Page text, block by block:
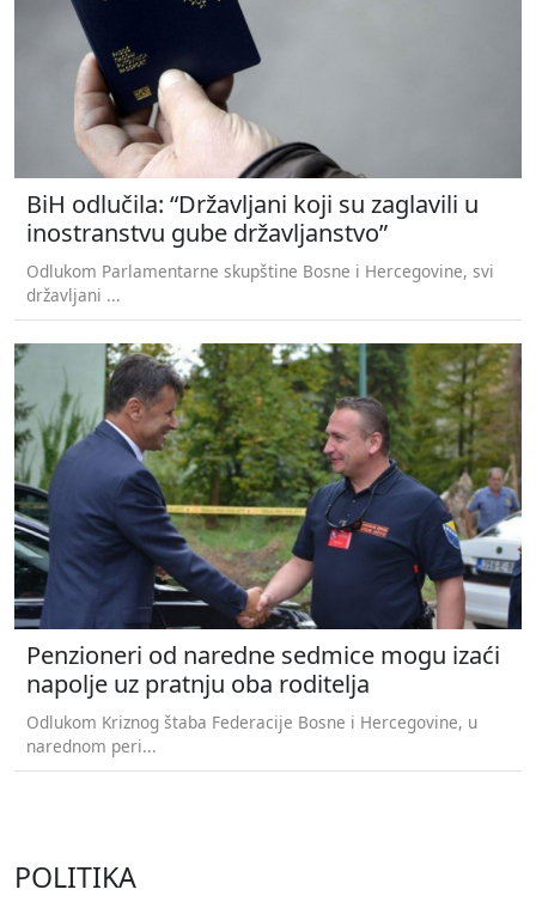
BiH odlučila: “Državljani koji su zaglavili u
inostranstvu gube državljanstvo”
Odlukom Parlamentarne skupštine Bosne i Hercegovine, svi
državljani ...
Penzioneri od naredne sedmice mogu izaći
napolje uz pratnju oba roditelja
Odlukom Kriznog štaba Federacije Bosne i Hercegovine, u
narednom peri...
POLITIKA